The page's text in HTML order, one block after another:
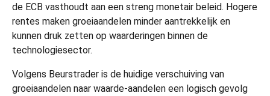
de ECB vasthoudt aan een streng monetair beleid. Hogere
rentes maken groeiaandelen minder aantrekkelijk en
kunnen druk zetten op waarderingen binnen de
technologiesector.
Volgens Beurstrader is de huidige verschuiving van
groeiaandelen naar waarde-aandelen een logisch gevolg